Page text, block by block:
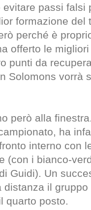
passi falsi
formazione del
perché è
offerto le
punti da
Solomons vorrà
però alla
ha
interno con
(con i bianco-
Guidi). Un
distanza il
quarto posto.